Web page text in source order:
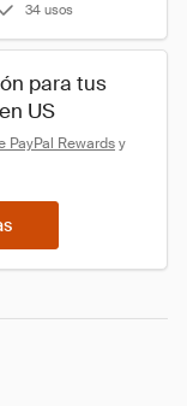
34 usos
para tus
US
PayPal Rewards y